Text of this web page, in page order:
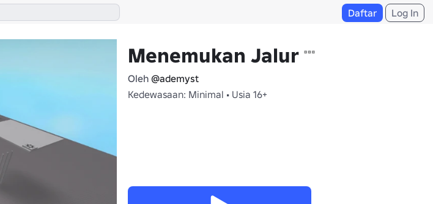
Daftar Log In
Menemukan Jalur
Oleh @ademyst
Kedewasaan: Minimal • Usia 16+